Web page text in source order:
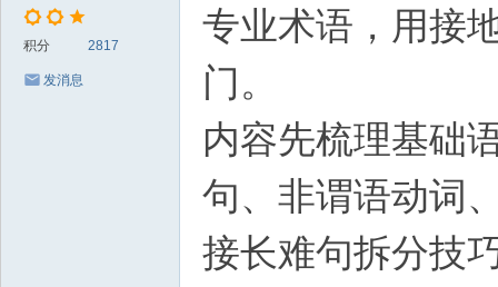
积分 2817
发消息
专业术语，用接
门。
内容先梳理基础
句、非谓语动词
接长难句拆分技